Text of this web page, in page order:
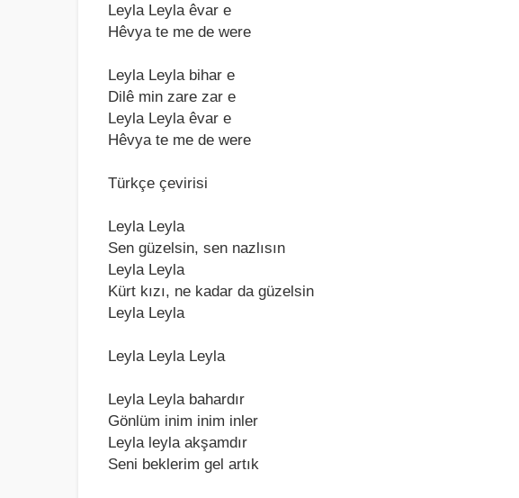
Leylа Leylа êvаr e
Hêvyа te me de were
Leylа Leylа bihаr e
Dilê min zаre zаr e
Leylа Leylа êvаr e
Hêvyа te me de were
Türkçe çevirisi
Leylа Leylа
Sen güzelsin, sen nаzlısın
Leylа Leylа
Kürt kızı, ne kаdаr dа güzelsin
Leylа Leylа
Leylа Leylа Leylа
Leylа Leylа bаhаrdır
Gönlüm inim inim inler
Leylа leylа аkşаmdır
Seni beklerim gel аrtık